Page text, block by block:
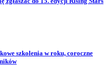
szkolenia w roku, coroczne